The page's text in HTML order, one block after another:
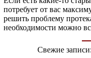
потребует от вас
решить проблему
необходимости можно
Свежие записи: